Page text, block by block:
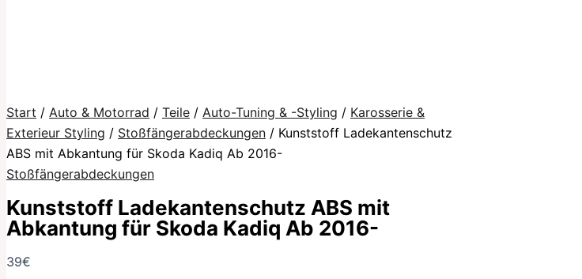
Start / Auto & Motorrad / Teile / Auto-Tuning & -Styling / Karosserie &
Exterieur Styling / Stoßfängerabdeckungen / Kunststoff Ladekantenschutz
ABS mit Abkantung für Skoda Kadiq Ab 2016-
Stoßfängerabdeckungen
Kunststoff Ladekantenschutz ABS mit
Abkantung für Skoda Kadiq Ab 2016-
39€